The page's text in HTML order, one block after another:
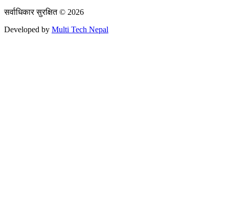
सर्वाधिकार सुरक्षित © 2026
Developed by Multi Tech Nepal